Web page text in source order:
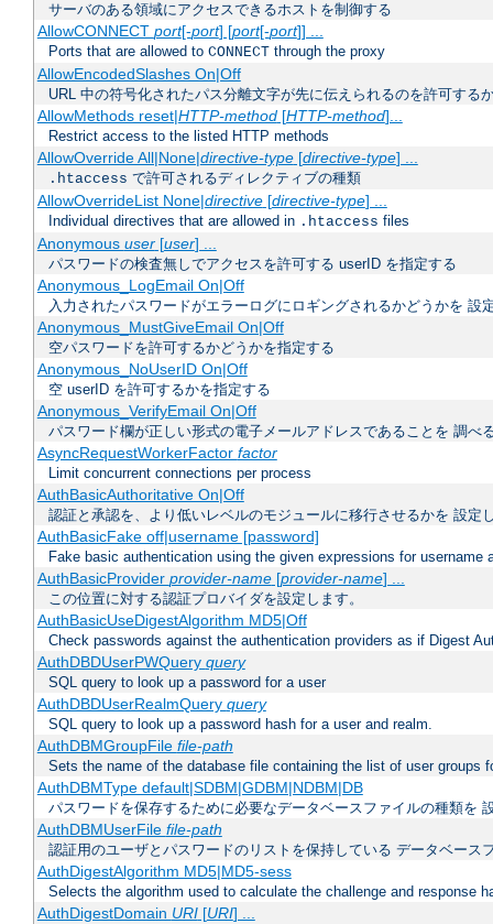
サーバのある領域にアクセスできるホストを制御する
AllowCONNECT port[-port] [port[-port]] ...
Ports that are allowed to CONNECT through the proxy
AllowEncodedSlashes On|Off
URL 中の符号化されたパス分離文字が先に伝えられるのを許可する
AllowMethods reset|HTTP-method[HTTP-method]...
Restrict access to the listed HTTP methods
AllowOverride All|None|directive-type[directive-type] ...
.htaccess で許可されるディレクティブの種類
AllowOverrideList None|directive[directive-type] ...
Individual directives that are allowed in .htaccess files
Anonymous user[user] ...
パスワードの検査無しでアクセスを許可する userID を指定する
Anonymous_LogEmail On|Off
入力されたパスワードがエラーログにロギングされるかどうかを 設
Anonymous_MustGiveEmail On|Off
空パスワードを許可するかどうかを指定する
Anonymous_NoUserID On|Off
空 userID を許可するかを指定する
Anonymous_VerifyEmail On|Off
パスワード欄が正しい形式の電子メールアドレスであることを 調べ
AsyncRequestWorkerFactor factor
Limit concurrent connections per process
AuthBasicAuthoritative On|Off
認証と承認を、より低いレベルのモジュールに移行させるかを 設定
AuthBasicFake off|username [password]
Fake basic authentication using the given expressions for username
AuthBasicProvider provider-name[provider-name] ...
この位置に対する認証プロバイダを設定します。
AuthBasicUseDigestAlgorithm MD5|Off
Check passwords against the authentication providers as if Digest
AuthDBDUserPWQuery query
SQL query to look up a password for a user
AuthDBDUserRealmQuery query
SQL query to look up a password hash for a user and realm.
AuthDBMGroupFile file-path
Sets the name of the database file containing the list of user groups
AuthDBMType default|SDBM|GDBM|NDBM|DB
パスワードを保存するために必要なデータベースファイルの種類を
AuthDBMUserFile file-path
認証用のユーザとパスワードのリストを保持している データベース
AuthDigestAlgorithm MD5|MD5-sess
Selects the algorithm used to calculate the challenge and response
AuthDigestDomain URI[URI] ...